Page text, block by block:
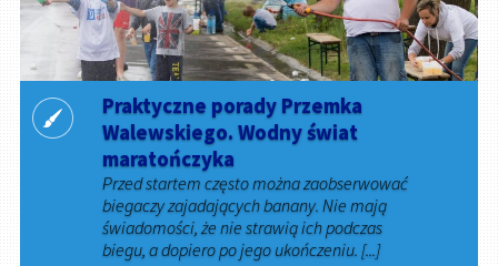
Praktyczne porady Przemka
Walewskiego. Wodny świat
maratończyka
Przed startem często można zaobserwować
biegaczy zajadających banany. Nie mają
świadomości, że nie strawią ich podczas
biegu, a dopiero po jego ukończeniu. [...]